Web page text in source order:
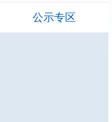
公示专区